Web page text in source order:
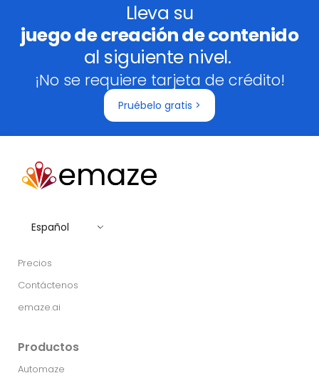
Lleva su
juego de creación de contenido
al siguiente nivel.
¡No se requiere tarjeta de crédito!
Pruébelo gratis >
Español
Precios
Contáctenos
emaze.ai
Productos
Automaze